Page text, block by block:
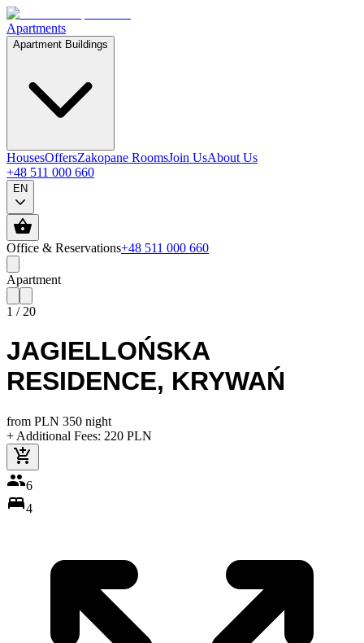
Apartments
Apartment Buildings
HousesOffersZakopane RoomsJoin UsAbout Us
+48 511 000 660
EN
Office & Reservations+48 511 000 660
Apartment
1 / 20
JAGIELLOŃSKA
RESIDENCE, KRYWAŃ
from PLN 350 night
+ Additional Fees: 220 PLN
6
4